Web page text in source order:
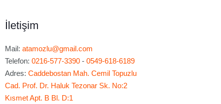
İletişim
Mail: atamozlu@gmail.com
Telefon: 0216-577-3390 - 0549-618-6189
Adres: Caddebostan Mah. Cemil Topuzlu
Cad. Prof. Dr. Haluk Tezonar Sk. No:2
Kısmet Apt. B Bl. D:1